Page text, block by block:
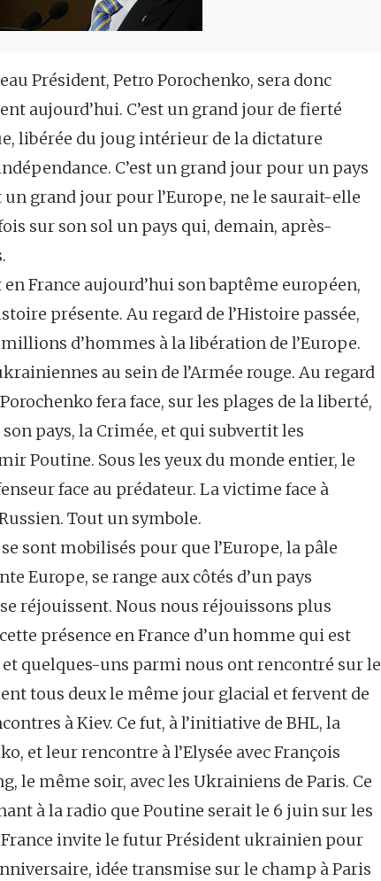
Président, Petro Porochenko, sera donc
aujourd’hui. C’est un grand jour de fierté
libérée du joug intérieur de la dictature
C’est un grand jour pour un pays
un grand jour pour l’Europe, ne le saurait-elle
sur son sol un pays qui, demain, après-
France aujourd’hui son baptême européen,
présente. Au regard de l’Histoire passée,
d’hommes à la libération de l’Europe.
au sein de l’Armée rouge. Au regard
fera face, sur les plages de la liberté,
pays, la Crimée, et qui subvertit les
Poutine. Sous les yeux du monde entier, le
face au prédateur. La victime face à
Tout un symbole.
sont mobilisés pour que l’Europe, la pâle
Europe, se range aux côtés d’un pays
réjouissent. Nous nous réjouissons plus
présence en France d’un homme qui est
quelques-uns parmi nous ont rencontré sur le
tous deux le même jour glacial et fervent de
à Kiev. Ce fut, à l’initiative de BHL, la
et leur rencontre à l’Elysée avec François
le même soir, avec les Ukrainiens de Paris. Ce
à la radio que Poutine serait le 6 juin sur les
France invite le futur Président ukrainien pour
idée transmise sur le champ à Paris